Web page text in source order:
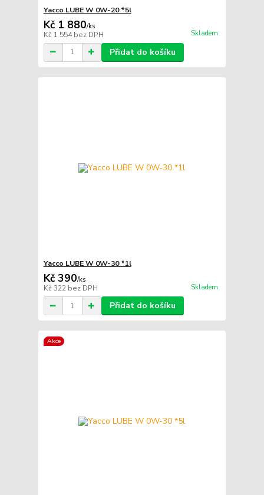
Yacco LUBE W 0W-20 *5l
Kč 1 880/ks
Kč 1 554bez DPH Skladem
Přidat do košíku
Yacco LUBE W 0W-30 *1l
Kč 390/ks
Kč 322 bez DPH Skladem
Přidat do košíku
Akce